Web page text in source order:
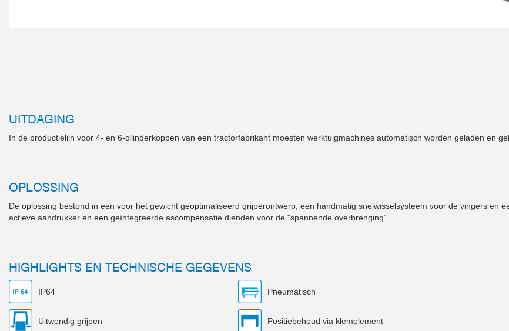
UITDAGING
In de productielijn voor 4- en 6-cilinderkoppen van een tractorfabrikant moesten werktuigmachines automatisch worden geladen en
OPLOSSING
De oplossing bestond in een voor het gewicht geoptimaliseerd grijperontwerp, een handmatig snelwisselsysteem voor de vingers en
actieve aandrukker en een geïntegreerde ascompensatie dienden voor de "spannende overbrenging".
HIGHLIGHTS EN TECHNISCHE GEGEVENS
IP64 Pneumatisch
Uitwendig grijpen Positiebehoud via klemelement